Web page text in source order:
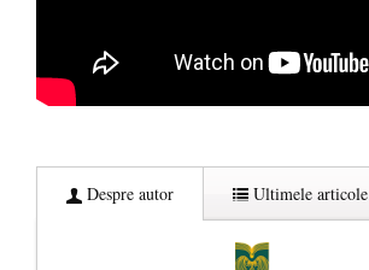
Despre autor Ultimele articole